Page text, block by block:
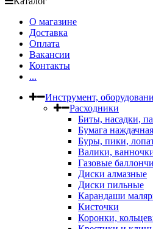
О магазине
Доставка
Оплата
Вакансии
Контакты
...
Инструмент,
Расходники
Биты, насадки,
Бумага
Буры, пики,
Валики,
Газовые
Диски алмазные
Диски пильные
Карандаши
Кисточки
Коронки,